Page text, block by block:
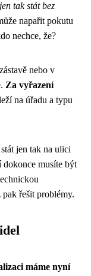
tak stát bez
napařit pokutu
nechce, že?
nebo v
Za vyřazení
na úřadu a typu
jen tak na ulici
dokonce musíte být
řešit problémy.
máme nyní